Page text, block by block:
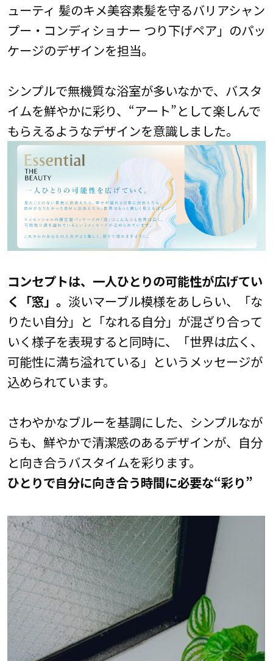
ューティ 髪のキメ美容素髪を守るバリアシャン
プー・コンディショナー つり下げペア」のパッ
ケージのデザインを担当。
シンプルで無機質な浴室が多いなかで、バスタ
イムを鮮やかに彩り、“アート”として楽しんで
もらえるようなデザインを意識しました。
コンセプトは、一人ひとりの可能性が広げてい
く「窓」。 淡いマーブル模様をあしらい、「な
りたい自分」と「なれる自分」が混ざり合って
いく様子を表現すると同時に、「世界は広く、
可能性に満ち溢れている」というメッセージが
込められています。
さわやかなブルーを基調にした、シンプルなが
らも、鮮やかで清潔感のあるデザインが、自分
と向き合うバスタイムを彩ります。
ひとりで自分に向き合う時間に必要な“彩り”